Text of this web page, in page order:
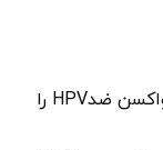
چرا دختران ۹ تا ۱۴ ساله باید واکسن ضدHPV را